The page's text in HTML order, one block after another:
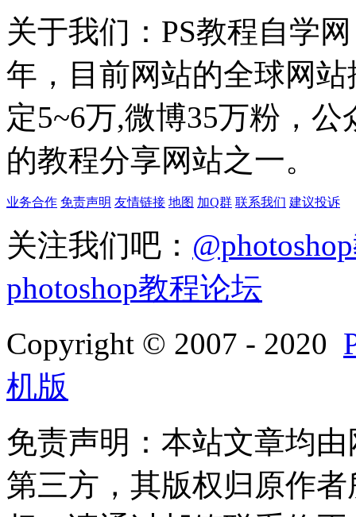
关于我们：PS教程自学
年，目前网站的全球网
定5~6万,微博35万粉，
的教程分享网站之一。
业务合作 免责声明 友情链接 地图 加Q群 联系我们 建议投诉
关注我们吧：
photoshop教程论坛
Copyright © 2007 - 2020
机版
免责声明：本站文章均
第三方，其版权归原作